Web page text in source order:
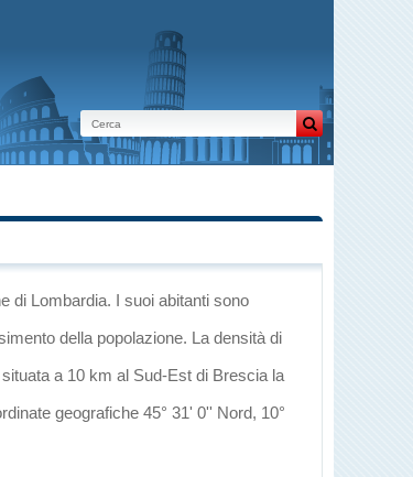
di Lombardia. I suoi abitanti sono
della popolazione. La densità di
a 10 km al Sud-Est di Brescia la
geografiche 45° 31' 0'' Nord, 10°